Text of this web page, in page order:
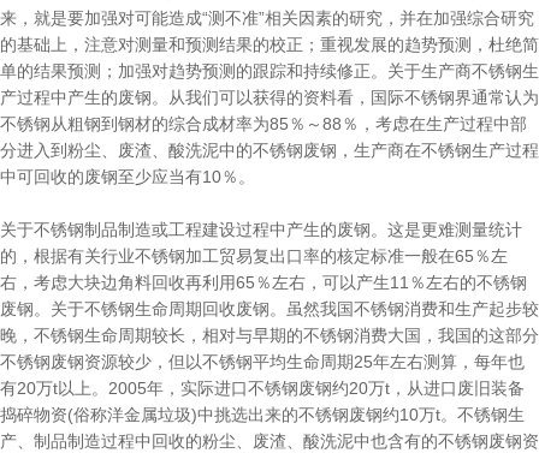
来，就是要加强对可能造成“测不准”相关因素的研究，并在加强综合研究
的基础上，注意对测量和预测结果的校正；重视发展的趋势预测，杜绝简
单的结果预测；加强对趋势预测的跟踪和持续修正。关于生产商不锈钢生
产过程中产生的废钢。从我们可以获得的资料看，国际不锈钢界通常认为
不锈钢从粗钢到钢材的综合成材率为85％～88％，考虑在生产过程中部
分进入到粉尘、废渣、酸洗泥中的不锈钢废钢，生产商在不锈钢生产过程
中可回收的废钢至少应当有10％。
关于不锈钢制品制造或工程建设过程中产生的废钢。这是更难测量统计
的，根据有关行业不锈钢加工贸易复出口率的核定标准一般在65％左
右，考虑大块边角料回收再利用65％左右，可以产生11％左右的不锈钢
废钢。关于不锈钢生命周期回收废钢。虽然我国不锈钢消费和生产起步较
晚，不锈钢生命周期较长，相对与早期的不锈钢消费大国，我国的这部分
不锈钢废钢资源较少，但以不锈钢平均生命周期25年左右测算，每年也
有20万t以上。2005年，实际进口不锈钢废钢约20万t，从进口废旧装备
捣碎物资(俗称洋金属垃圾)中挑选出来的不锈钢废钢约10万t。不锈钢生
产、制品制造过程中回收的粉尘、废渣、酸洗泥中也含有的不锈钢废钢资